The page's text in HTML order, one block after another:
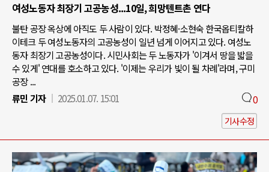
여성노동자 최장기 고공농성...10일, 희망텐트촌 연다
불탄 공장 옥상에 아직도 두 사람이 있다. 박정혜·소현숙 한국옵티칼하
이테크 두 여성노동자의 고공농성이 일년 넘게 이어지고 있다. 여성노
동자 최장기 고공농성이다. 시민사회는 두 노동자가 '이겨서 땅을 밟을
수 있게' 연대를 호소하고 있다. '이제는 우리가 빛이 될 차례'라며, 구미
공장 ...
류민 기자
2025.01.07. 15:01 0
기사수정